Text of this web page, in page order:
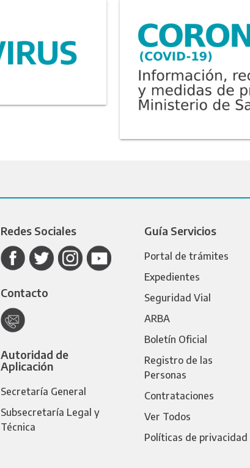
Redes Sociales
Contacto
Autoridad de
Aplicación
Secretaría General
Subsecretaría Legal y
Técnica
Guía Servicios
Portal de trámites
Expedientes
Seguridad Vial
ARBA
Boletín Oficial
Registro de las
Personas
Contrataciones
Ver Todos
Políticas de privacidad